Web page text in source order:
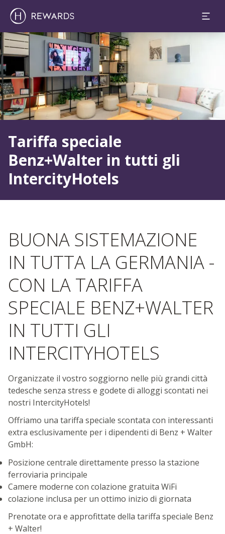
Diapositiva 1 di 1
Tariffa speciale
Benz+Walter in tutti gli
IntercityHotels
BUONA SISTEMAZIONE
IN TUTTA LA GERMANIA -
CON LA TARIFFA
SPECIALE BENZ+WALTER
IN TUTTI GLI
INTERCITYHOTELS
Organizzate il vostro soggiorno nelle più grandi città
tedesche senza stress e godete di alloggi scontati nei
nostri IntercityHotels!
Offriamo una tariffa speciale scontata con interessanti
extra esclusivamente per i dipendenti di Benz + Walter
GmbH:
Posizione centrale direttamente presso la stazione
ferroviaria principale
Camere moderne con colazione gratuita WiFi
colazione inclusa per un ottimo inizio di giornata
Prenotate ora e approfittate della tariffa speciale Benz
+ Walter!